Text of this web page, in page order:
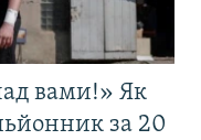
вами!» Як
за 20